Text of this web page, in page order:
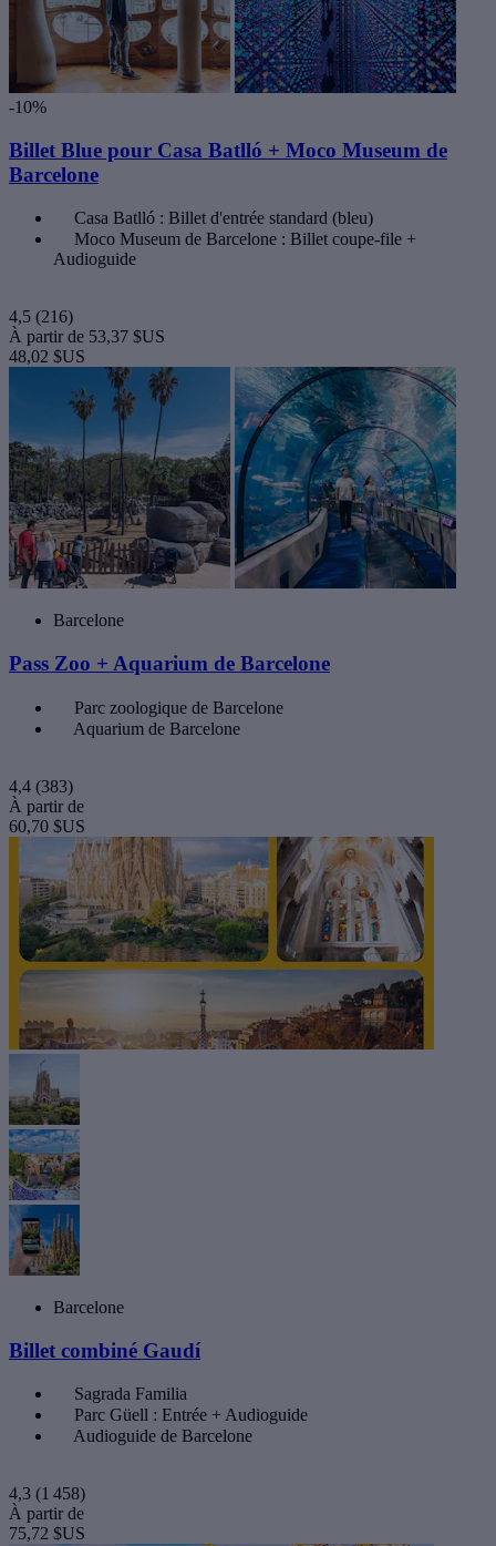
-10%
Billet Blue pour Casa Batlló + Moco Museum de
Barcelone
Casa Batlló : Billet d'entrée standard (bleu)
Moco Museum de Barcelone : Billet coupe-file +
Audioguide
4,5 (216)
À partir de 53,37 $US
48,02 $US
Barcelone
Pass Zoo + Aquarium de Barcelone
Parc zoologique de Barcelone
Aquarium de Barcelone
4,4 (383)
À partir de
60,70 $US
Barcelone
Billet combiné Gaudí
Sagrada Familia
Parc Güell : Entrée + Audioguide
Audioguide de Barcelone
4,3 (1 458)
À partir de
75,72 $US